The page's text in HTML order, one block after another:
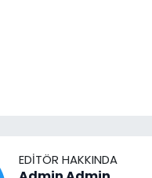
EDITÖR HAKKINDA